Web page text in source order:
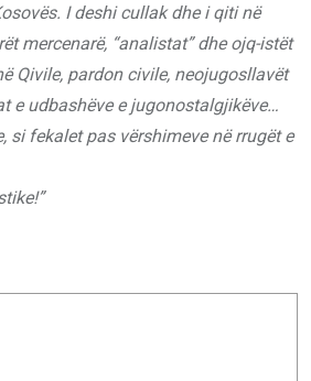
I deshi cullak dhe i qiti në
mercenarë, “analistat” dhe ojq-istët
Qivile, pardon civile, neojugosllavët
e udbashëve e jugonostalgjikëve…
si fekalet pas vërshimeve në rrugët e